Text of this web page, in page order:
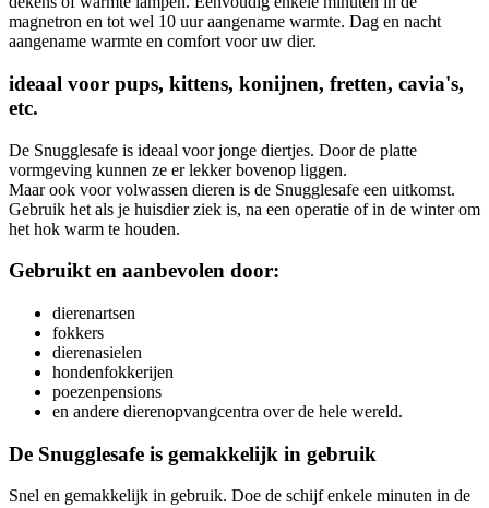
magnetron en tot wel 10 uur aangename warmte. Dag en nacht
aangename warmte en comfort voor uw dier.
ideaal voor pups, kittens, konijnen, fretten, cavia's,
etc.
De Snugglesafe is ideaal voor jonge diertjes. Door de platte
vormgeving kunnen ze er lekker bovenop liggen.
Maar ook voor volwassen dieren is de Snugglesafe een uitkomst.
Gebruik het als je huisdier ziek is, na een operatie of in de winter om
het hok warm te houden.
Gebruikt en aanbevolen door:
dierenartsen
fokkers
dierenasielen
hondenfokkerijen
poezenpensions
en andere dierenopvangcentra over de hele wereld.
De Snugglesafe is gemakkelijk in gebruik
Snel en gemakkelijk in gebruik. Doe de schijf enkele minuten in de